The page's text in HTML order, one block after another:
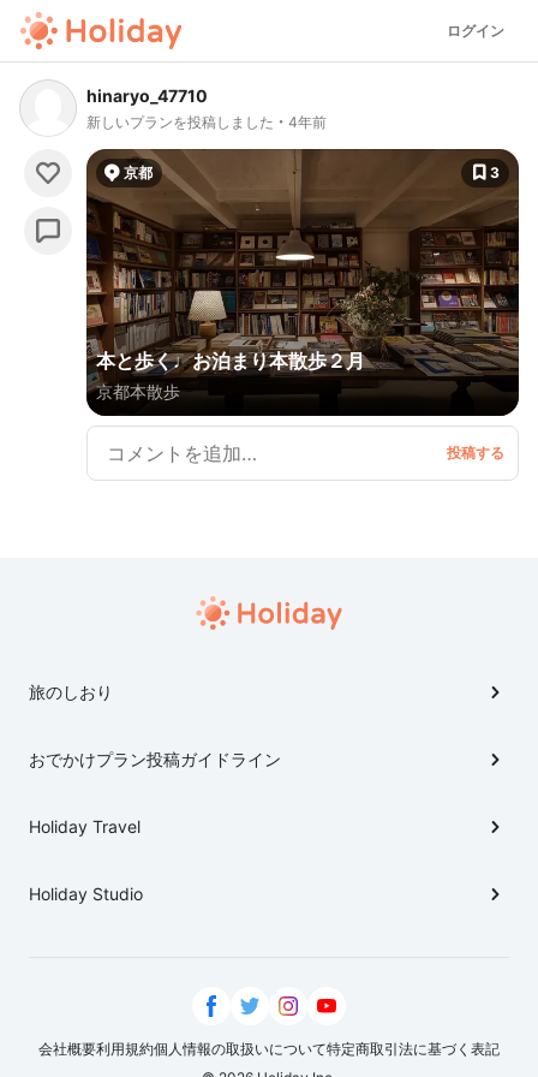
ログイン
hinaryo_47710
新しいプランを投稿しました 4年前
京都 3
本と歩く♩お泊まり本散歩２月
京都本散歩
旅のしおり
おでかけプラン投稿ガイドライン
Holiday Travel
Holiday Studio
会社概要利用規約個人情報の取扱いについて特定商取引法に基づく表記